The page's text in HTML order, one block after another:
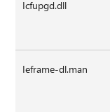
Icfupgd.dll
Ieframe-dl.man